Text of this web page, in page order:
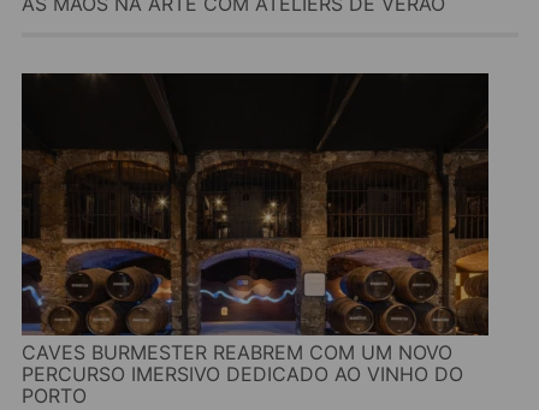
CAVES BURMESTER REABREM COM UM NOVO
PERCURSO IMERSIVO DEDICADO AO VINHO DO
PORTO